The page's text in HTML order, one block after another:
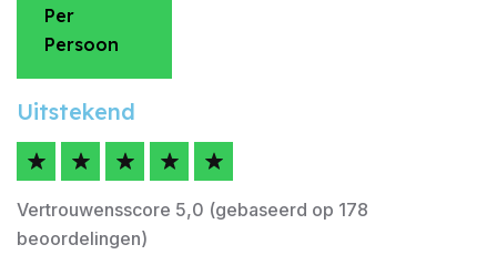
Per
Persoon
Uitstekend
Vertrouwensscore 5,0 (gebaseerd op 178
beoordelingen)